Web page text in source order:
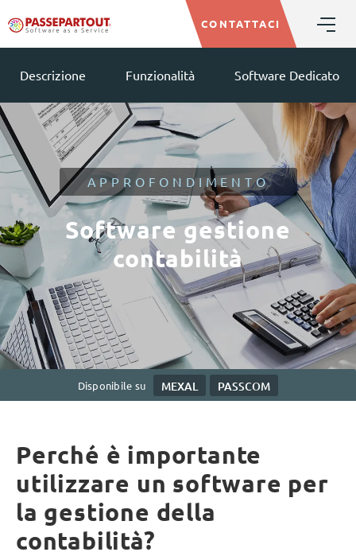
CONTATTACI
Descrizione Funzionalità Software Dedicato
APPROFONDIMENTO
Software gestione
contabilità
Disponibile su MEXAL PASSCOM
Perché è importante
utilizzare un software per
la gestione della
contabilità?